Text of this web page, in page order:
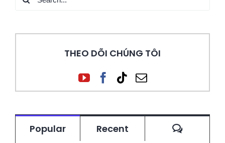
THEO DÕI CHÚNG TÔI
Popular Recent